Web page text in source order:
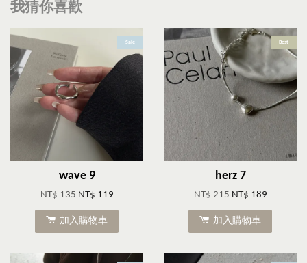
我猜你喜歡
Sale
wave 9
NT$ 135NT$ 119
加入購物車
Best
herz 7
NT$ 215NT$ 189
加入購物車